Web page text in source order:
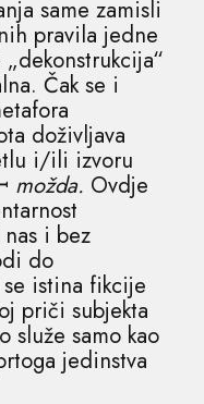
same zamisli
pravila jedne
Čak se i
doživljava
i/ili izvoru
možda. Ovdje
i bez
do
se istina fikcije
priči subjekta
služe samo kao
jedinstva